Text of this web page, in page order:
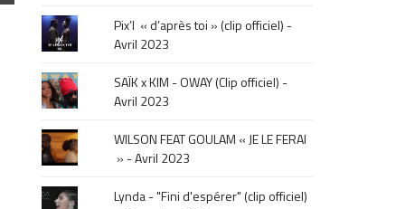
le
mois
de
la
sortie
.
Pix’l « d’après toi » (clip officiel) -
Avril 2023
SAÏK x KIM - OWAY (Clip officiel) -
Avril 2023
WILSON FEAT GOULAM « JE LE FERAI
» - Avril 2023
Lynda - "Fini d'espérer" (clip officiel)